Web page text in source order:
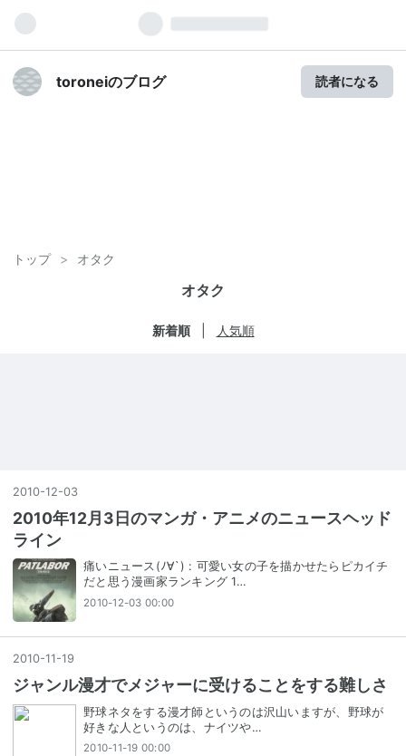
toroneiのブログ 読者になる
トップ > オタク
オタク
新着順 人気順
2010-12-03
2010年12月3日のマンガ・アニメのニュースヘッド
ライン
痛いニュース(ﾉ∀`) : 可愛い女の子を描かせたらピカイチ
だと思う漫画家ランキング 1…
2010-12-03 00:00
2010-11 -19
ジャンル漫才でメジャーに受けることをする難しさ
野球ネタをする漫才師というのは沢山いますが、野球が
好きな人というのは、ナイツや…
2010-11-19 00:00